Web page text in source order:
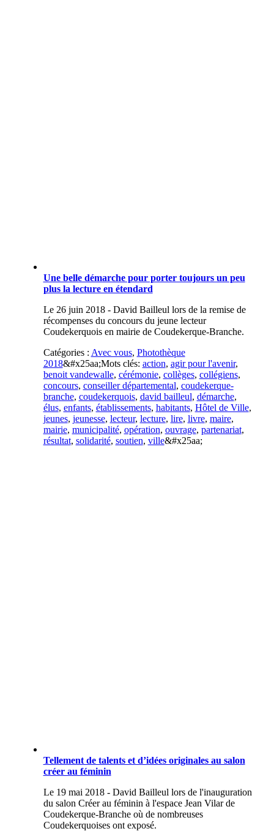
Une belle démarche pour porter toujours un peu
plus la lecture en étendard
Le 26 juin 2018 - David Bailleul lors de la remise de
récompenses du concours du jeune lecteur
Coudekerquois en mairie de Coudekerque-Branche.
Catégories : Avec vous, Photothèque
2018&#x25aa;Mots clés: action, agir pour l'avenir,
benoit vandewalle, cérémonie, collèges, collégiens,
concours, conseiller départemental, coudekerque-
branche, coudekerquois, david bailleul, démarche,
élus, enfants, établissements, habitants, Hôtel de Ville,
jeunes, jeunesse, lecteur, lecture, lire, livre, maire,
mairie, municipalité, opération, ouvrage, partenariat,
résultat, solidarité, soutien, ville&#x25aa;
Tellement de talents et d’idées originales au salon
créer au féminin
Le 19 mai 2018 - David Bailleul lors de l'inauguration
du salon Créer au féminin à l'espace Jean Vilar de
Coudekerque-Branche où de nombreuses
Coudekerquoises ont exposé.